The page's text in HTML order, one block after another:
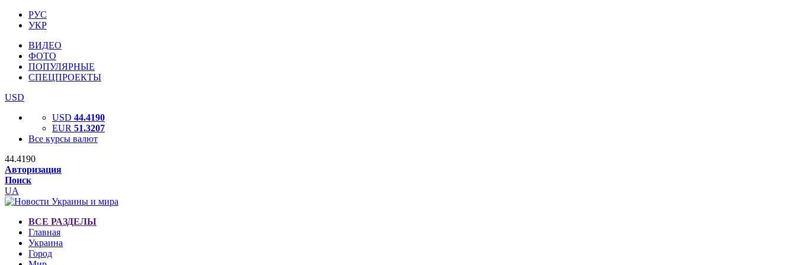
РУС
УКР
ВИДЕО
ФОТО
ПОПУЛЯРНЫЕ
СПЕЦПРОЕКТЫ
USD
USD 44.4190
EUR 51.3207
Все курсы валют
44.4190
Авторизация
Поиск
UA
ВСЕ РАЗДЕЛЫ
Главная
Украина
Город